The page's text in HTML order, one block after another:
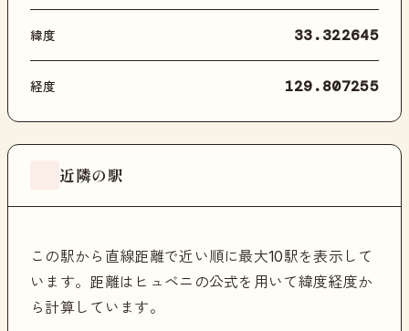
緯度 33.322645
経度 129.807255
近隣の駅
この駅から直線距離で近い順に最大10駅を表示して
います。距離はヒュベニの公式を用いて緯度経度か
ら計算しています。